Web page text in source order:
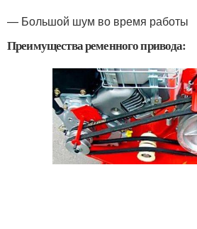
— Большой шум во время работы
Преимущества ременного привода: